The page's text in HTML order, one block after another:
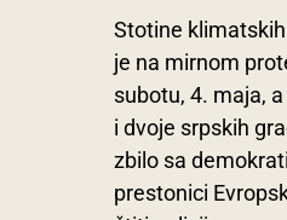
Stotine
je na mirnom
subotu, 4. maja,
i dvoje srpskih
zbilo sa
prestonici